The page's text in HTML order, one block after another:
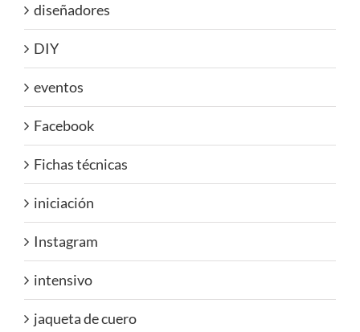
diseñadores
DIY
eventos
Facebook
Fichas técnicas
iniciación
Instagram
intensivo
jaqueta de cuero